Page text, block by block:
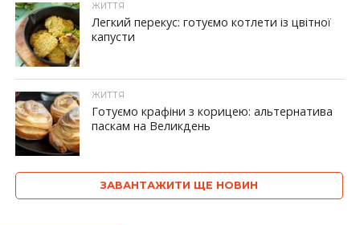
ЖИТТЯ
Легкий перекус: готуємо котлети із цвітної
капусти
ЖИТТЯ
Готуємо крафіни з корицею: альтернатива
паскам на Великдень
ЗАВАНТАЖИТИ ЩЕ НОВИН